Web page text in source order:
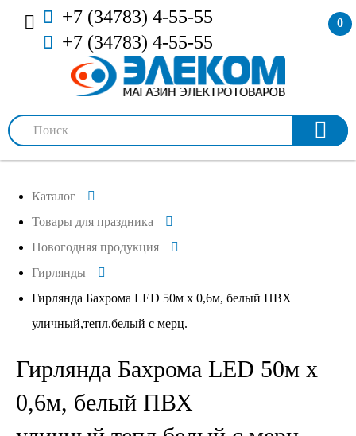
+7 (34783) 4-55-55
+7 (34783) 4-55-55
0
Каталог
Товары для праздника
Новогодняя продукция
Гирлянды
Гирлянда Бахрома LED 50м х 0,6м, белый ПВХ
уличный,тепл.белый с мерц.
Гирлянда Бахрома LED 50м х
0,6м, белый ПВХ